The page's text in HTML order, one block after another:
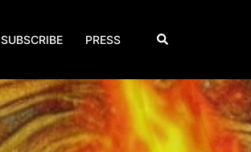
SUBSCRIBE PRESS Search